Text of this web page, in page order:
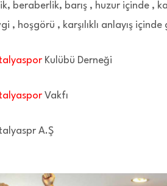
beraberlik, barış , huzur içinde ,
, hoşgörü , karşılıklı anlayış
Kulübü Derneği
Vakfı
A.Ş